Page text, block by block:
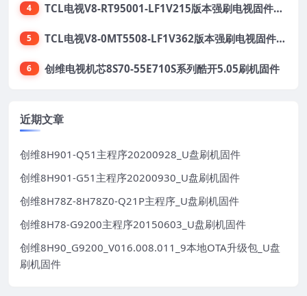
4 TCL电视V8-RT95001-LF1V215版本强刷电视固件包下载
5 TCL电视V8-0MT5508-LF1V362版本强刷电视固件包下载
6 创维电视机芯8S70-55E710S系列酷开5.05刷机固件
近期文章
创维8H901-Q51主程序20200928_U盘刷机固件
创维8H901-G51主程序20200930_U盘刷机固件
创维8H78Z-8H78Z0-Q21P主程序_U盘刷机固件
创维8H78-G9200主程序20150603_U盘刷机固件
创维8H90_G9200_V016.008.011_9本地OTA升级包_U盘
刷机固件